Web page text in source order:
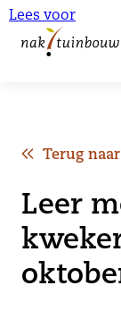
Lees voor
Terug
Leer